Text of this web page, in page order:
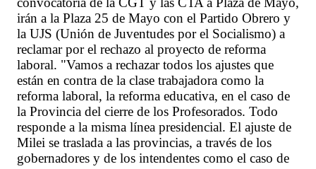
irán a la Plaza 25 de Mayo con el Partido Obrero y
la UJS (Unión de Juventudes por el Socialismo) a
reclamar por el rechazo al proyecto de reforma
laboral. "Vamos a rechazar todos los ajustes que
están en contra de la clase trabajadora como la
reforma laboral, la reforma educativa, en el caso de
la Provincia del cierre de los Profesorados. Todo
responde a la misma línea presidencial. El ajuste de
Milei se traslada a las provincias, a través de los
gobernadores y de los intendentes como el caso de